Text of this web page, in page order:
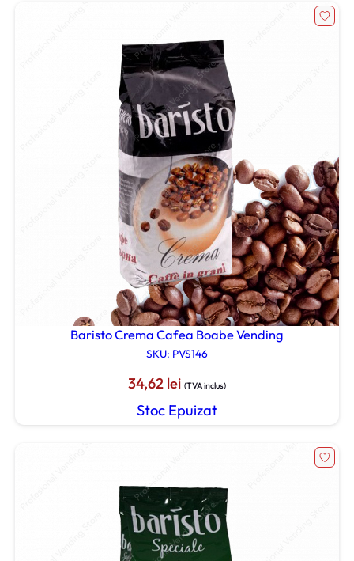
Baristo Crema Cafea Boabe Vending
SKU: PVS146
34,62 lei (TVA inclus)
Stoc Epuizat